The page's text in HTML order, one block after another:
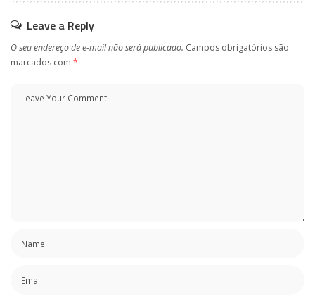
Leave a Reply
O seu endereço de e-mail não será publicado. Campos obrigatórios são
marcados com *